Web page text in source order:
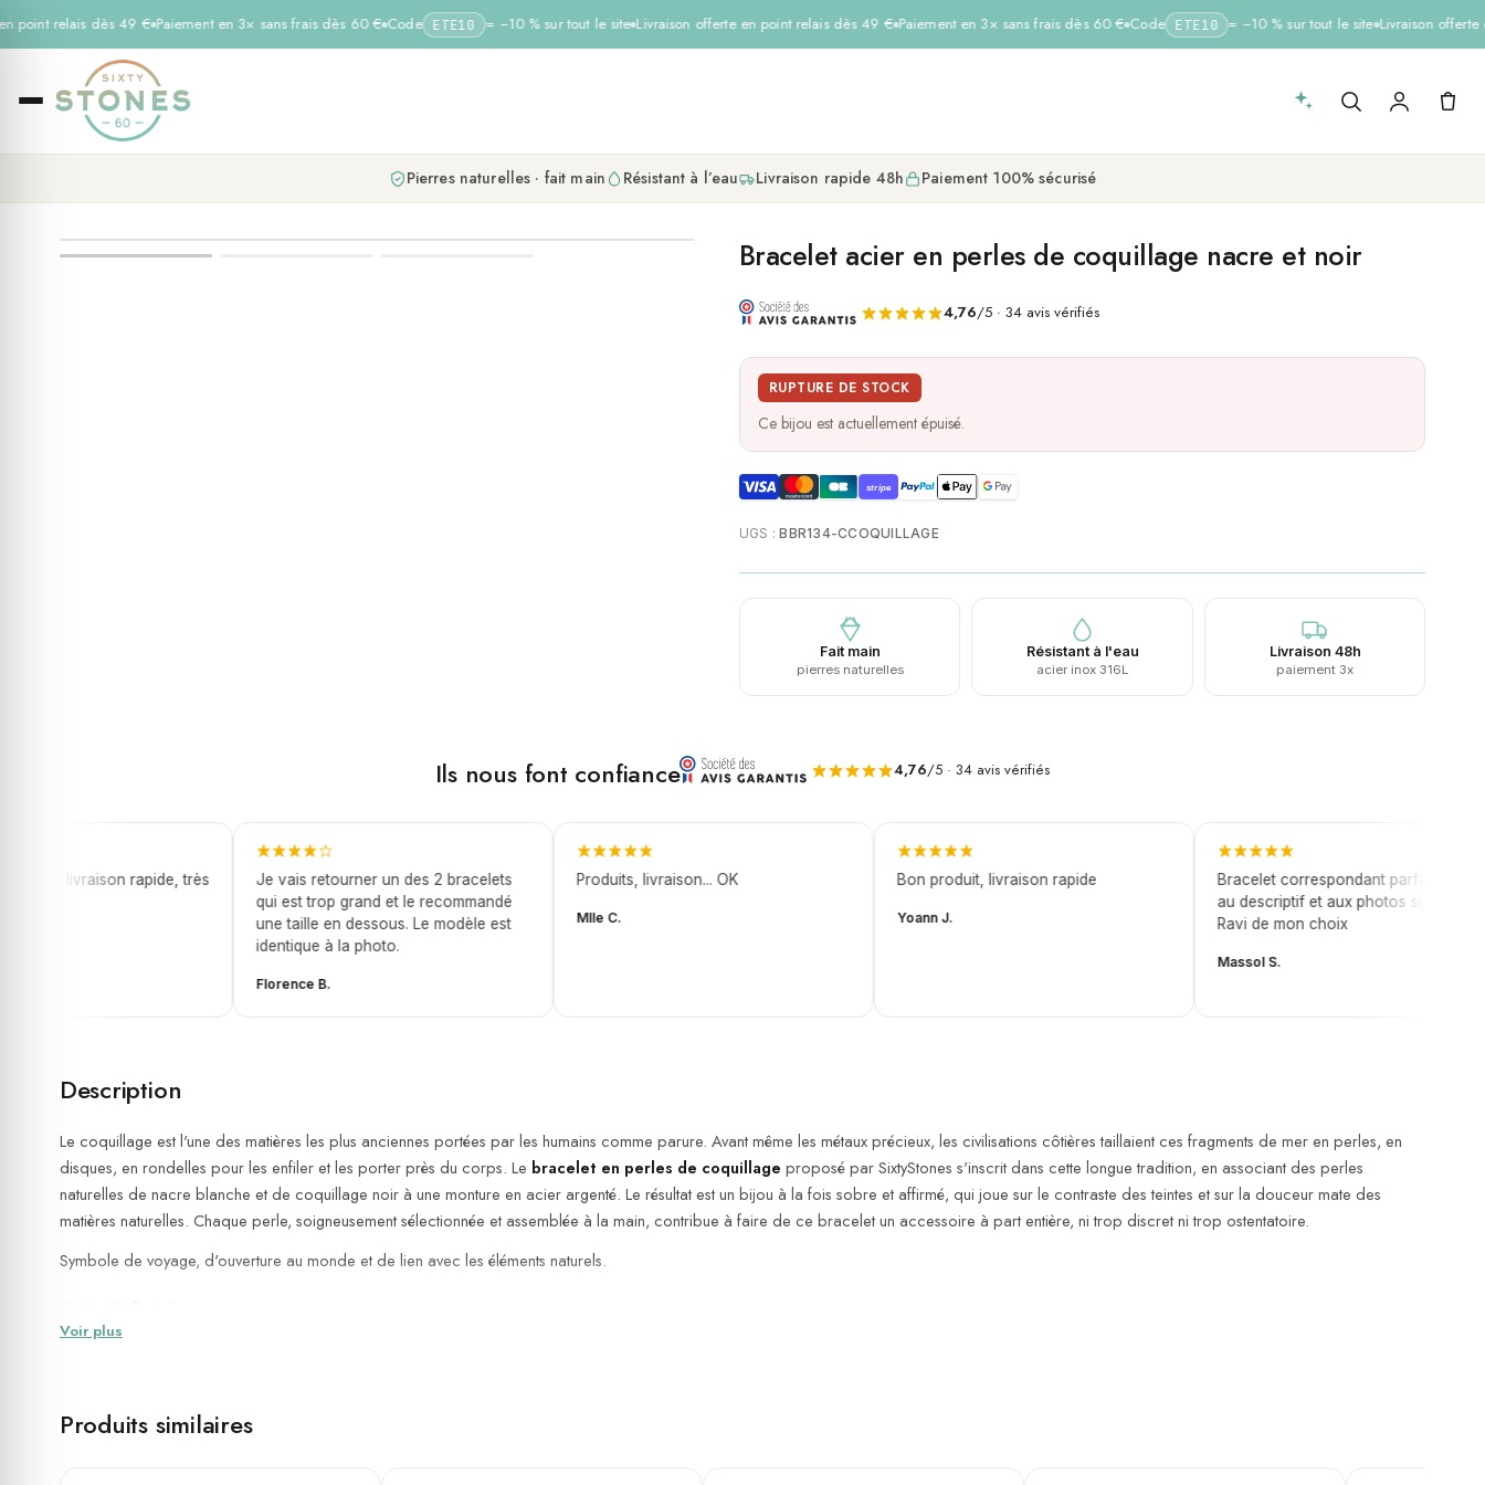
point relais dès 49 € Paiement en 3× sans frais dès 60 € Code ETE10 = −10 % sur tout le site Livraison offerte en point relais dès 49 € Paiement en 3× sans frais dès 60 € Code ETE10 = −10 % sur tout le site Livraison offerte
Pierres naturelles · fait main Résistant à l’eau Livraison rapide 48h Paiement 100% sécurisé
Bracelet acier en perles de coquillage nacre et noir
4,76/5 · 34 avis vérifiés
RUPTURE DE STOCK
Ce bijou est actuellement épuisé.
stripe
UGS :BBR134-CCOQUILLAGE
Fait main
pierres naturelles
Résistant à l'eau
acier inox 316L
Livraison 48h
paiement 3x
Ils nous font confiance 4,76/5 · 34 avis vérifiés
livraison rapide, très
Je vais retourner un des 2 bracelets
qui est trop grand et le recommandé
une taille en dessous. Le modèle est
identique à la photo.
Florence B.
Produits, livraison... OK
Mlle C.
Bon produit, livraison rapide
Yoann J.
Bracelet correspondant parfaitement
au descriptif et aux photos sur le site.
Ravi de mon choix
Massol S.
Description
Le coquillage est l'une des matières les plus anciennes portées par les humains comme parure. Avant même les métaux précieux, les civilisations côtières taillaient ces fragments de mer en perles, en
disques, en rondelles pour les enfiler et les porter près du corps. Le bracelet en perles de coquillage proposé par SixtyStones s'inscrit dans cette longue tradition, en associant des perles
naturelles de nacre blanche et de coquillage noir à une monture en acier argenté. Le résultat est un bijou à la fois sobre et affirmé, qui joue sur le contraste des teintes et sur la douceur mate des
matières naturelles. Chaque perle, soigneusement sélectionnée et assemblée à la main, contribue à faire de ce bracelet un accessoire à part entière, ni trop discret ni trop ostentatoire.
Symbole de voyage, d'ouverture au monde et de lien avec les éléments naturels.
Matière :
Tailles disponibles :Small — 16 cm / Medium — 18 cm / Large — 20 cm
Voir plus
Produits similaires